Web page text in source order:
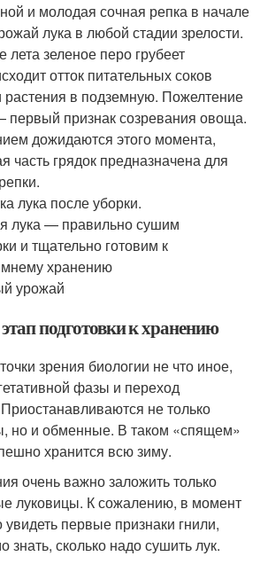
и молодая сочная репка в начале
лука в любой стадии зрелости.
зеленое перо грубеет
отток питательных соков
растения в подземную. Пожелтение
первый признак созревания овоща.
дожидаются этого момента,
часть грядок предназначена для
подготовки к хранению
зрения биологии не что иное,
фазы и переход
не только
но и обменные. В таком «спящем»
хранится всю зиму.
очень важно заложить только
луковицы. К сожалению, в момент
первые признаки гнили,
знать, сколько надо сушить лук.